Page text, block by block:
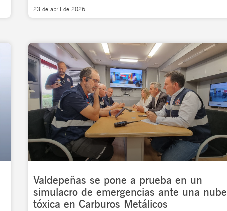
23 de abril de 2026
Valdepeñas se pone a prueba en un
simulacro de emergencias ante una nube
tóxica en Carburos Metálicos